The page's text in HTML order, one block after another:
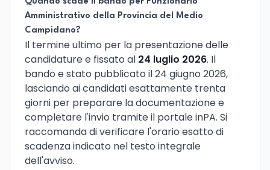
Amministrativo della Provincia del Medio
Campidano?
Il termine ultimo per la presentazione delle
candidature e fissato al 24 luglio 2026. Il
bando e stato pubblicato il 24 giugno 2026,
lasciando ai candidati esattamente trenta
giorni per preparare la documentazione e
completare l'invio tramite il portale inPA. Si
raccomanda di verificare l'orario esatto di
scadenza indicato nel testo integrale
dell'avviso.